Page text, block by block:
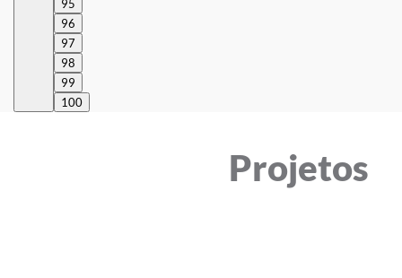
95
96
97
98
99
100
Projetos